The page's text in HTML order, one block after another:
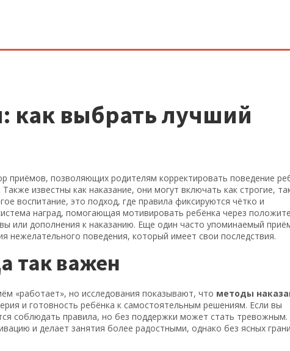
как выбрать лучший
приёмов, позволяющих родителям корректировать поведение
. Также известны как наказание, они могут включать как строгие,
воспитание, это подход, где правила фиксируются чётко и
наград, помогающая мотивировать ребёнка через
или дополнения к наказанию. Еще один часто упоминаемый
нежелательного поведения, который имеет свои последствия.
так важен
«работает», но исследования показывают, что методы
и готовность ребёнка к самостоятельным решениям. Если вы
соблюдать правила, но без поддержки может стать
и делает занятия более радостными, однако без ясных